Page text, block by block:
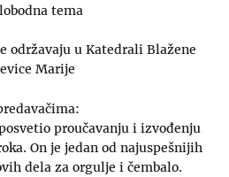
tema
održavaju u Katedrali Blažene
Marije
proučavanju i izvođenju
On je jedan od najuspešnijih
dela za orgulje i čembalo.